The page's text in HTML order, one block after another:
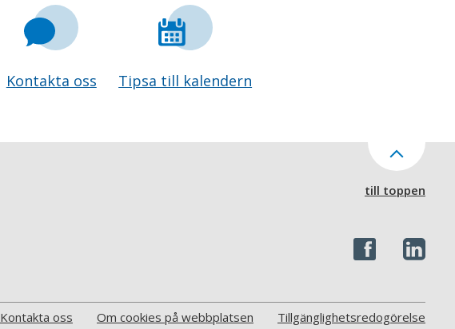
Kontakta oss Tipsa till kalendern
till toppen
Kontakta oss Om cookies på webbplatsen Tillgänglighetsredogörelse